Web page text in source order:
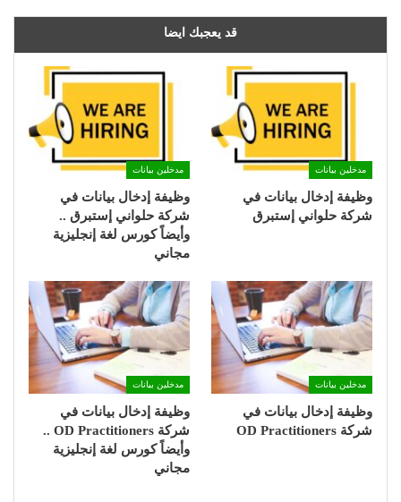
قد يعجبك ايضا
مدخلين بيانات
وظيفة إدخال بيانات في
شركة حلواني إستبرق
مدخلين بيانات
وظيفة إدخال بيانات في
شركة حلواني إستبرق ..
وأيضاً كورس لغة إنجليزية
مجاني
مدخلين بيانات
وظيفة إدخال بيانات في
شركة OD Practitioners
مدخلين بيانات
وظيفة إدخال بيانات في
شركة OD Practitioners ..
وأيضاً كورس لغة إنجليزية
مجاني